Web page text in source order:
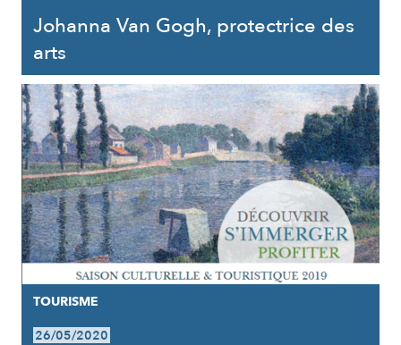
Johanna Van Gogh, protectrice des
arts
TOURISME
26/05/2020